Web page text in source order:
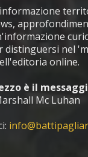
distinguersi nel
online.
è il
Mc Luhan